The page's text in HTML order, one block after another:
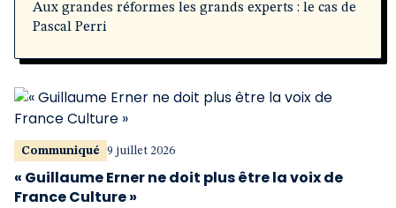
Aux grandes réformes les grands experts : le cas de
Pascal Perri
Communiqué 9 juillet 2026
« Guillaume Erner ne doit plus être la voix de
France Culture »